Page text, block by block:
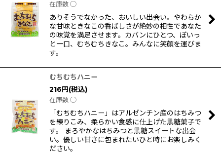
在庫数 ◯
ありそうでなかった、おいしい出会い。やわらか
な甘味ときなこの香ばしさが絶妙の相性であなた
の味覚を満足させます。カバンにひとつ、ぽいっ
と一口、むちむちきなこ。みんなに笑顔を運びま
す。
むちむちハニー
216円(税込)
在庫数 ◯
「むちむちハニー」はアルゼンチン産のはちみつ
を練りこみ、柔らかい食感に仕上げた黒糖菓子で
す。 まろやかなはちみつと黒糖スイートな出会
い。優しい甘さに包まれたいひと時にお楽しみく
ださい。